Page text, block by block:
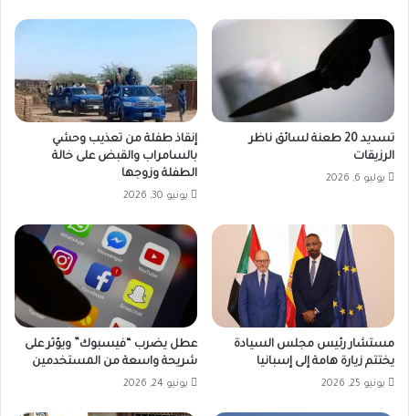
تسديد 20 طعنة لسائق ناظر
الرزيقات
يوليو 6, 2026
إنقاذ طفلة من تعذيب وحشي
بالسامراب والقبض على خالة
الطفلة وزوجها
يونيو 30, 2026
مستشار رئيس مجلس السيادة
يختتم زيارة هامة إلى إسبانيا
يونيو 25, 2026
عطل يضرب “فيسبوك” ويؤثر على
شريحة واسعة من المستخدمين
يونيو 24, 2026